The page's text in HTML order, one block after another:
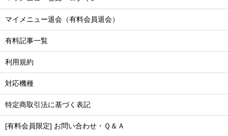
マイメニュー退会（有料会員退会）
有料記事一覧
利用規約
対応機種
特定商取引法に基づく表記
[有料会員限定] お問い合わせ・Ｑ＆Ａ